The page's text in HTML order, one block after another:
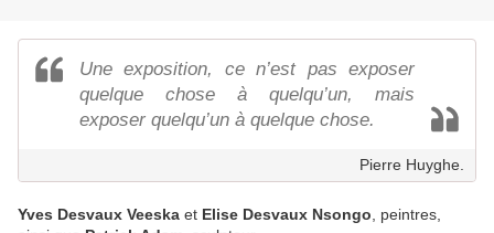
Une exposition, ce n’est pas exposer
quelque chose à quelqu’un, mais
exposer quelqu’un à quelque chose.
Pierre Huyghe.
Yves Desvaux Veeska et Elise Desvaux Nsongo , peintres,